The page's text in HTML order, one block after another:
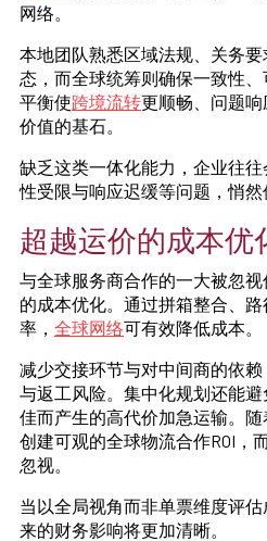
网络。
本地团队熟悉区域法规、关务
态，而全球统筹则确保一致性
平衡使跨境流转更顺畅、问题
价值的基石。
缺乏这类一体化能力，企业往
性受限与响应迟缓等问题，悄然
超越运价的成本优
与全球服务商合作的一大被忽
的成本优化。通过拼箱整合、
率， 全球网络可有效降低成本。
减少交接环节与对中间商的依
与返工风险。集中化规划还能
佳而产生的高代价加急运输。
创建可观的全球物流合作ROI，
忽视。
当以全局视角而非单票维度评
来的财务影响将更加清晰。